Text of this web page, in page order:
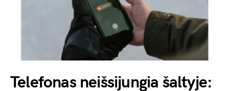
Telefonas neišsijungia šaltyje: